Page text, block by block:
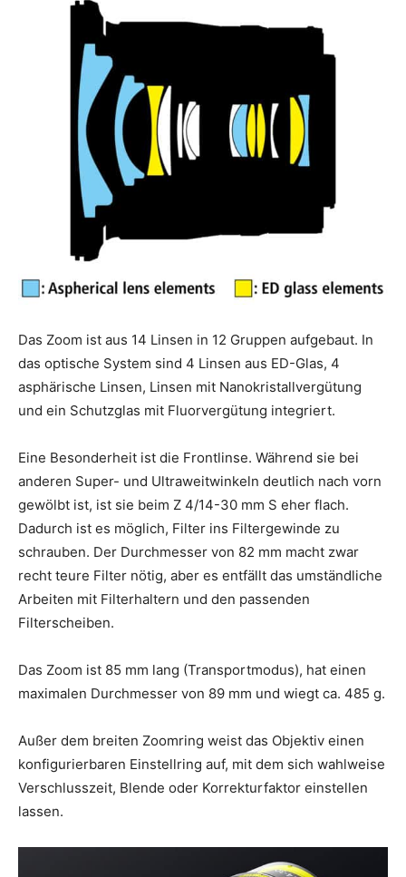
Das Zoom ist aus 14 Linsen in 12 Gruppen aufgebaut. In
das optische System sind 4 Linsen aus ED-Glas, 4
asphärische Linsen, Linsen mit Nanokristallvergütung
und ein Schutzglas mit Fluorvergütung integriert.
Eine Besonderheit ist die Frontlinse. Während sie bei
anderen Super- und Ultraweitwinkeln deutlich nach vorn
gewölbt ist, ist sie beim Z 4/14-30 mm S eher flach.
Dadurch ist es möglich, Filter ins Filtergewinde zu
schrauben. Der Durchmesser von 82 mm macht zwar
recht teure Filter nötig, aber es entfällt das umständliche
Arbeiten mit Filterhaltern und den passenden
Filterscheiben.
Das Zoom ist 85 mm lang (Transportmodus), hat einen
maximalen Durchmesser von 89 mm und wiegt ca. 485 g.
Außer dem breiten Zoomring weist das Objektiv einen
konfigurierbaren Einstellring auf, mit dem sich wahlweise
Verschlusszeit, Blende oder Korrekturfaktor einstellen
lassen.